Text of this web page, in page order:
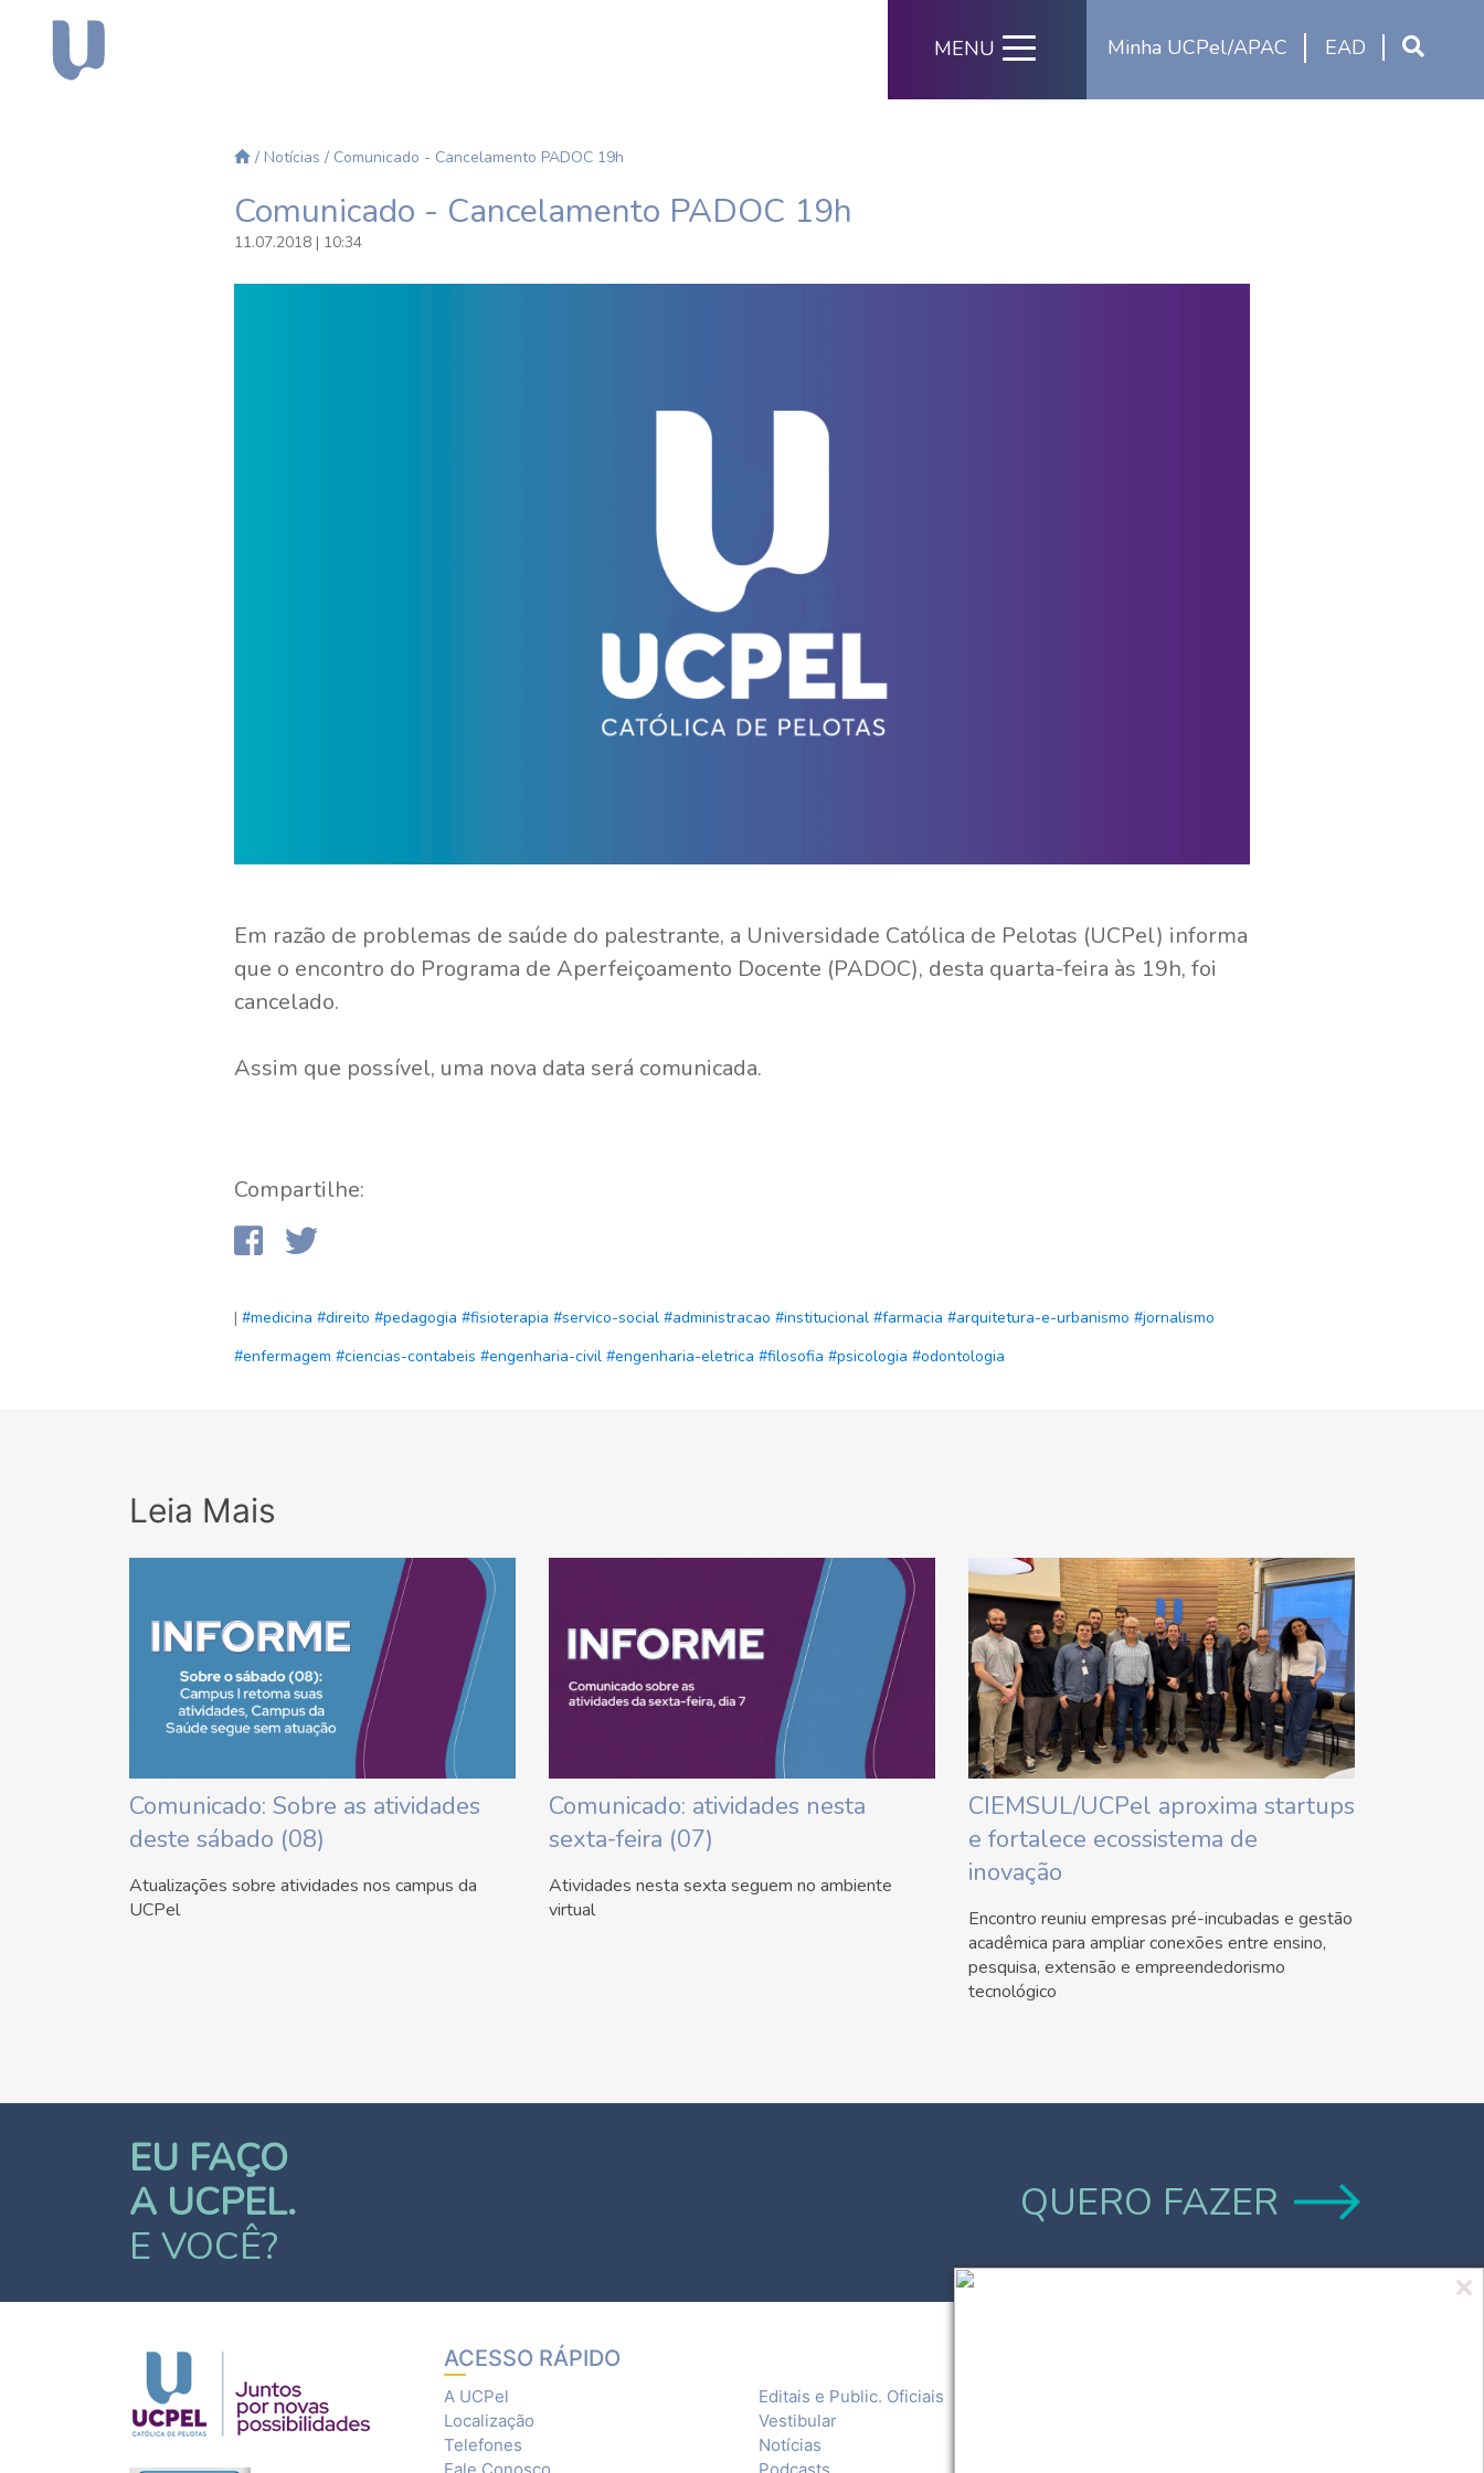
Minha UCPel/APAC EAD
MENU
/ Notícias / Comunicado - Cancelamento PADOC 19h
Comunicado - Cancelamento PADOC 19h
11.07.2018 | 10:34
Em razão de problemas de saúde do palestrante, a Universidade Católica de Pelotas (UCPel) informa
que o encontro do Programa de Aperfeiçoamento Docente (PADOC), desta quarta-feira às 19h, foi
cancelado.
Assim que possível, uma nova data será comunicada.
Compartilhe:
| #medicina #direito #pedagogia #fisioterapia #servico-social #administracao #institucional #farmacia #arquitetura-e-urbanismo #jornalismo
#enfermagem #ciencias-contabeis #engenharia-civil #engenharia-eletrica #filosofia #psicologia #odontologia
Leia Mais
Comunicado: Sobre as atividades
deste sábado (08)
Atualizações sobre atividades nos campus da
UCPel
Comunicado: atividades nesta
sexta-feira (07)
Atividades nesta sexta seguem no ambiente
virtual
CIEMSUL/UCPel aproxima startups
e fortalece ecossistema de
inovação
Encontro reuniu empresas pré-incubadas e gestão
acadêmica para ampliar conexões entre ensino,
pesquisa, extensão e empreendedorismo
tecnológico
EU FAÇO
A UCPEL.
E VOCÊ?
QUERO FAZER
ACESSO RÁPIDO
A UCPel
Localização
Telefones
Editais e Public. Oficiais
Vestibular
Notícias